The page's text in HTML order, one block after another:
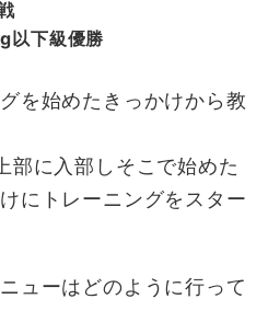
以下級優勝
を始めたきっかけから教
部に入部しそこで始めた
にトレーニングをスター
ューはどのように行って